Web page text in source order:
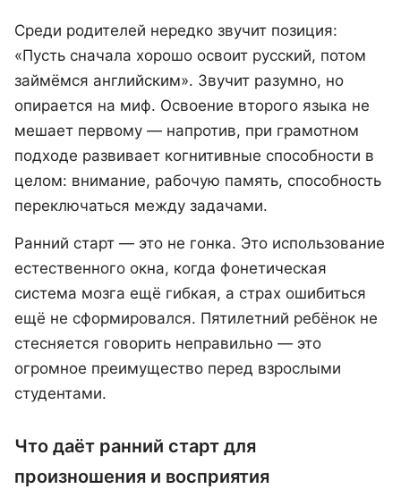
Среди родителей нередко звучит позиция:
«Пусть сначала хорошо освоит русский, потом
займёмся английским». Звучит разумно, но
опирается на миф. Освоение второго языка не
мешает первому — напротив, при грамотном
подходе развивает когнитивные способности в
целом: внимание, рабочую память, способность
переключаться между задачами.
Ранний старт — это не гонка. Это использование
естественного окна, когда фонетическая
система мозга ещё гибкая, а страх ошибиться
ещё не сформировался. Пятилетний ребёнок не
стесняется говорить неправильно — это
огромное преимущество перед взрослыми
студентами.
Что даёт ранний старт для
произношения и восприятия